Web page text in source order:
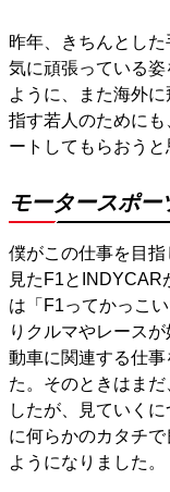
昨年、きちんとし
気に頑張っている
ように、また海外
指す若人のために
ートしてもらおうと
モータースポ
僕がこの仕事を目
見たF1とINDYCAR
は「F1ってかっこ
りクルマやレース
動車に関連する仕
た。そのときはま
したが、見ていく
に何らかのカタチ
ようになりました。